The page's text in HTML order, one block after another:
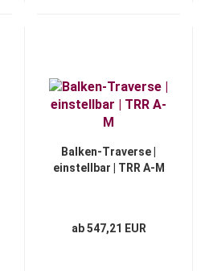
Balken-Traverse |
einstellbar | TRR A-M
ab 547,21 EUR